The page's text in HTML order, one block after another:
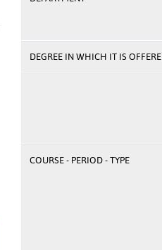
DEGREE IN WHICH IT IS
COURSE - PERIOD - TYPE